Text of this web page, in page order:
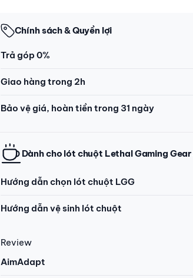
Chính sách & Quyền lợi
Trả góp 0%
Giao hàng trong 2h
Bảo vệ giá, hoàn tiền trong 31 ngày
Dành cho lót chuột Lethal Gaming Gear
Hướng dẫn chọn lót chuột LGG
Hướng dẫn vệ sinh lót chuột
Review
AimAdapt